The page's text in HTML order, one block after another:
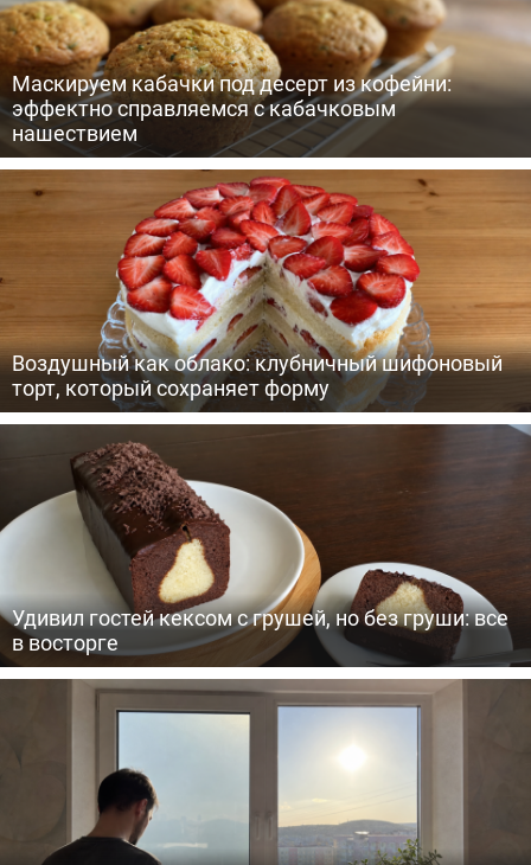
Маскируем кабачки под десерт из кофейни:
эффектно справляемся с кабачковым
нашествием
Воздушный как облако: клубничный шифоновый
торт, который сохраняет форму
Удивил гостей кексом с грушей, но без груши: все
в восторге